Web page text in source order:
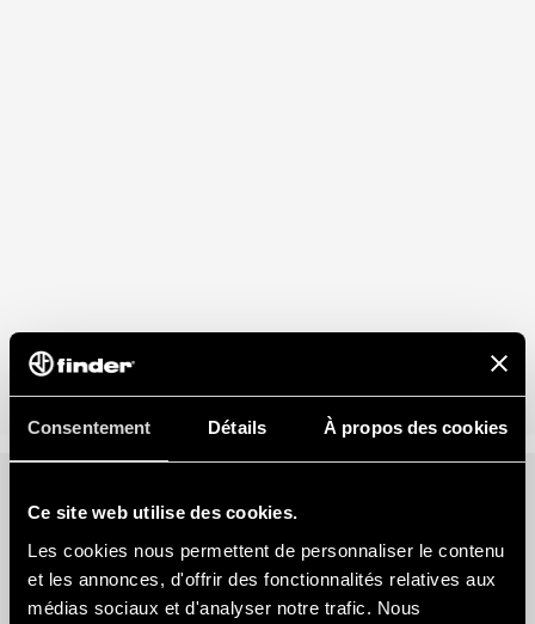
Consentement Détails À propos des cookies
Ce site web utilise des cookies.
Les cookies nous permettent de personnaliser le contenu
et les annonces, d'offrir des fonctionnalités relatives aux
médias sociaux et d'analyser notre trafic. Nous
Related Blogs